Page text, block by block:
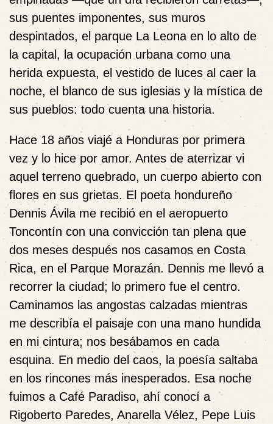
sus puentes imponentes, sus muros
despintados, el parque La Leona en lo alto de
la capital, la ocupación urbana como una
herida expuesta, el vestido de luces al caer la
noche, el blanco de sus iglesias y la mística de
sus pueblos: todo cuenta una historia.
Hace 18 años viajé a Honduras por primera
vez y lo hice por amor. Antes de aterrizar vi
aquel terreno quebrado, un cuerpo abierto con
flores en sus grietas. El poeta hondureño
Dennis Ávila me recibió en el aeropuerto
Toncontín con una convicción tan plena que
dos meses después nos casamos en Costa
Rica, en el Parque Morazán. Dennis me llevó a
recorrer la ciudad; lo primero fue el centro.
Caminamos las angostas calzadas mientras
me describía el paisaje con una mano hundida
en mi cintura; nos besábamos en cada
esquina. En medio del caos, la poesía saltaba
en los rincones más inesperados. Esa noche
fuimos a Café Paradiso, ahí conocí a
Rigoberto Paredes, Anarella Vélez, Pepe Luis